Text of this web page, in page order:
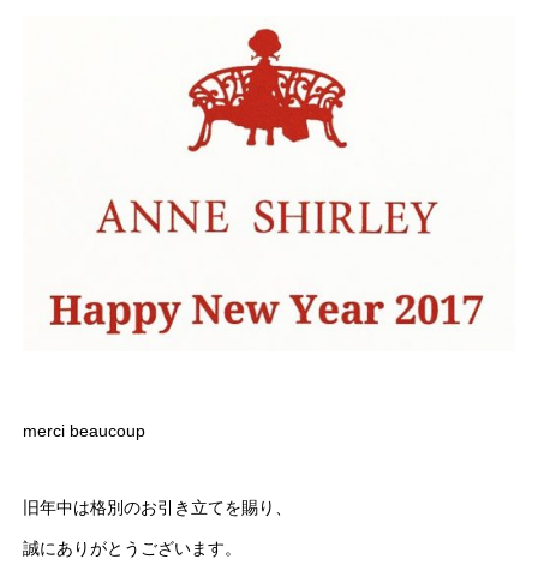
merci beaucoup
旧年中は格別のお引き立てを賜り、
誠にありがとうございます。